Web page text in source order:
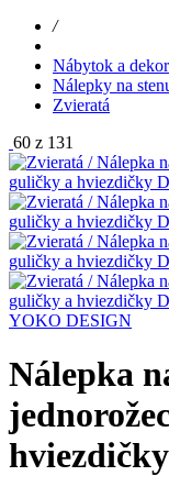
/
Nábytok a
Nálepky na
Zvieratá
60 z 131
YOKO DESIGN
Nálepka